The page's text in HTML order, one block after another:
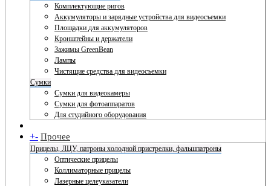
Комплектующие ригов
Аккумуляторы и зарядные устройства для видеосъемки
Площадки для аккумуляторов
Кронштейны и держатели
Зажимы GreenBean
Лампы
Чистящие средства для видеосъемки
Сумки
Сумки для видеокамеры
Сумки для фотоаппаратов
Для студийного оборудования
+- Прочее
Прицелы, ЛЦУ, патроны холодной пристрелки, фальшпатроны
Оптические прицелы
Коллиматорные прицелы
Лазерные целеуказатели